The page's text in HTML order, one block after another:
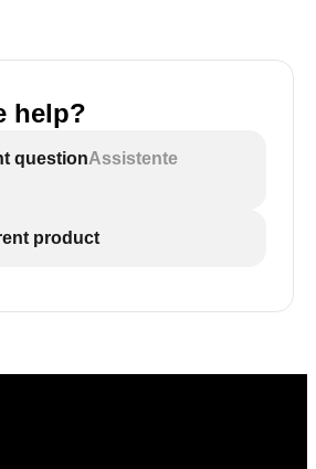
help?
questionAssistente
product